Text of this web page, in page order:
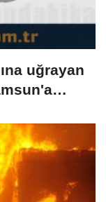
uğrayan